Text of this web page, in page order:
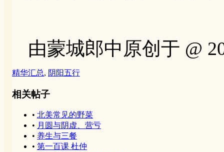
由蒙城郎中原创于 @
精华汇总, 阴阳五行
相关帖子
• 北美常见的野菜
• 月圆与阴虚、营亏
• 养生与三餐
• 第一百课 杜仲